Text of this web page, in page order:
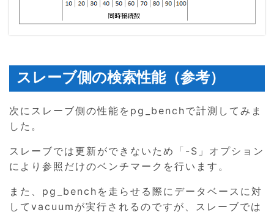
スレーブ側の検索性能（参考）
次にスレーブ側の性能をpg_benchで計測してみま
した。
スレーブでは更新ができないため「-S」オプション
により参照だけのベンチマークを行います。
また、pg_benchを走らせる際にデータベースに対
してvacuumが実行されるのですが、スレーブでは